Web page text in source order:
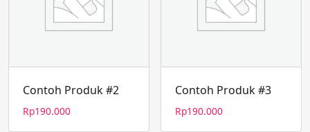
Contoh Produk #2
Rp190.000
Contoh Produk #3
Rp190.000